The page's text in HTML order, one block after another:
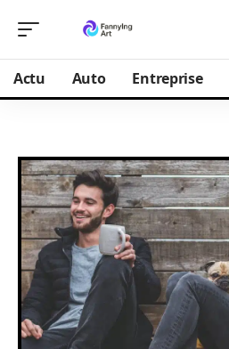
Actu Auto Entreprise